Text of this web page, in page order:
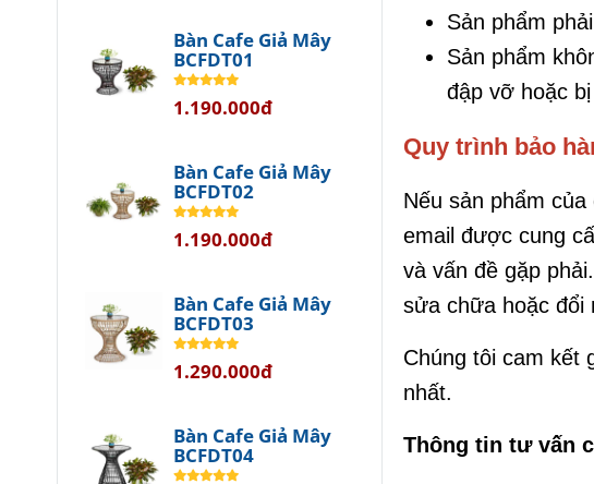
Sản phẩm
Sản phẩm
đập vỡ hoặc
Quy trình bảo
Nếu sản phẩm
email được cung
và vấn đề gặp
sửa chữa hoặc đổi
Chúng tôi cam kết
nhất.
Thông tin tư vấn
Bàn Cafe Giả Mây
BCFDT01
1.190.000đ
Bàn Cafe Giả Mây
BCFDT02
1.190.000đ
Bàn Cafe Giả Mây
BCFDT03
1.290.000đ
Bàn Cafe Giả Mây
BCFDT04